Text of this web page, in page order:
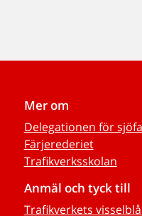
Mer om
Delegationen för
Färjerederiet
Trafikverksskolan
Anmäl och tyck till
Trafikverkets